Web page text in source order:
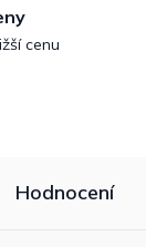
cenu
Hodnocení